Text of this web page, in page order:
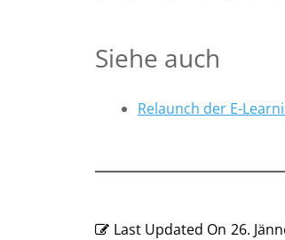
Siehe auch
Relaunch der E-
Last Updated On 26.